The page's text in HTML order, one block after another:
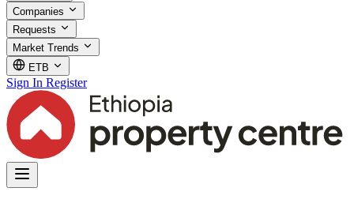
Companies
Requests
Market Trends
ETB
Sign In Register